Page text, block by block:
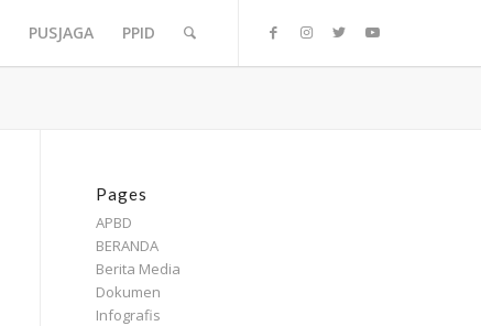
PUSJAGA PPID
Pages
APBD
BERANDA
Berita Media
Dokumen
Infografis